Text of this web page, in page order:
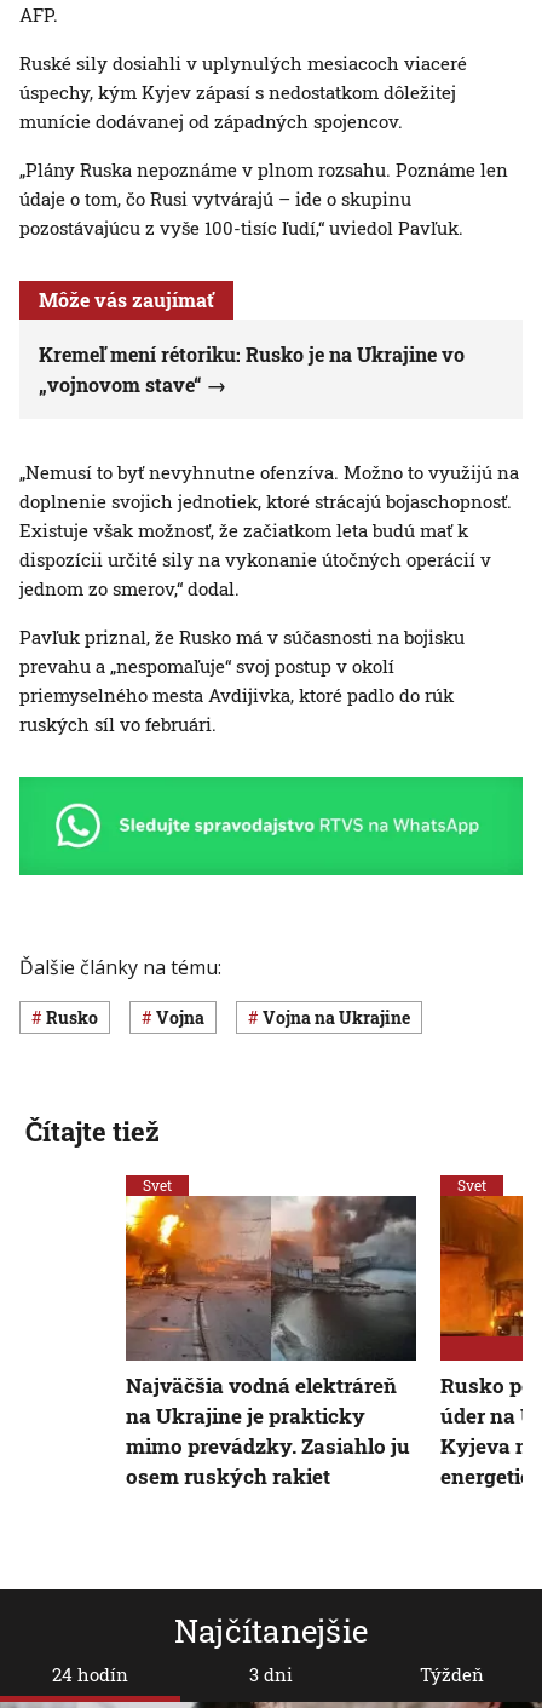
AFP.
Ruské sily dosiahli v uplynulých mesiacoch viaceré
úspechy, kým Kyjev zápasí s nedostatkom dôležitej
munície dodávanej od západných spojencov.
„Plány Ruska nepoznáme v plnom rozsahu. Poznáme len
údaje o tom, čo Rusi vytvárajú – ide o skupinu
pozostávajúcu z vyše 100-tisíc ľudí,“ uviedol Pavľuk.
Môže vás zaujímať
Kremeľ mení rétoriku: Rusko je na Ukrajine vo
„vojnovom stave“
„Nemusí to byť nevyhnutne ofenzíva. Možno to využijú na
doplnenie svojich jednotiek, ktoré strácajú bojaschopnosť.
Existuje však možnosť, že začiatkom leta budú mať k
dispozícii určité sily na vykonanie útočných operácií v
jednom zo smerov,“ dodal.
Pavľuk priznal, že Rusko má v súčasnosti na bojisku
prevahu a „nespomaľuje“ svoj postup v okolí
priemyselného mesta Avdijivka, ktoré padlo do rúk
ruských síl vo februári.
Ďalšie články na tému:
Rusko vojna vojna na Ukrajine
Najčítanejšie
24 hodín 3 dni Týždeň
Čítajte tiež
Svet
Najväčšia vodná elektráreň
na Ukrajine je prakticky
mimo prevádzky. Zasiahlo ju
osem ruských rakiet
Svet
Rusko
úder na
Kyjeva